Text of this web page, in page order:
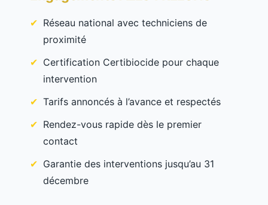
Réseau national avec techniciens de
proximité
Certification Certibiocide pour chaque
intervention
Tarifs annoncés à l’avance et respectés
Rendez-vous rapide dès le premier
contact
Garantie des interventions jusqu’au 31
décembre